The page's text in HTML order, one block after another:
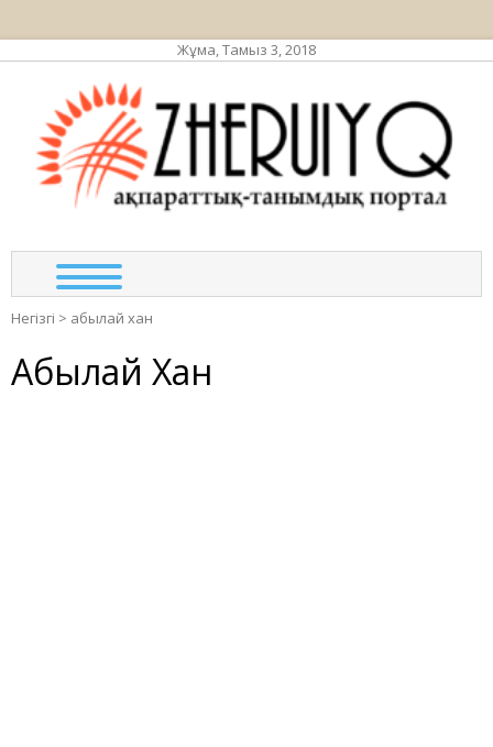
Жұма, Тамыз 3, 2018
Негізгі > абылай хан
Абылай Хан